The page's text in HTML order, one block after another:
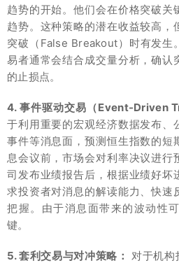
趋势的开始。他们会在价格突破关
趋势。这种策略的潜在收益较高，
突破（False Breakout）时有发生
易者通常会结合成交量分析，确认
的止损点。
4. 事件驱动交易（Event-Driven
于利用重要的宏观经济数据发布、
事件等消息面，预测恒生指数的短
息会议前，市场会对利率决议进行
司发布业绩报告后，根据业绩好坏
求投资者对消息的解读能力、快速
把握。由于消息面带来的波动性
键。
5. 套利交易与对冲策略：
对于机构